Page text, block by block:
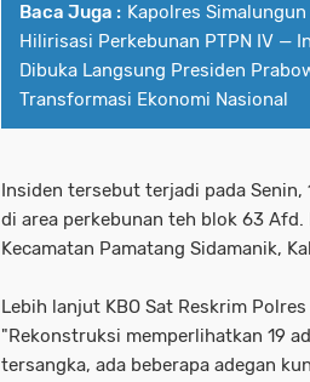
Baca Juga : Kapolres
Hilirisasi Perkebunan PTPN IV —
Dibuka Langsung Presiden
Transformasi Ekonomi Nasional
Insiden tersebut terjadi pada Senin,
di area perkebunan teh blok 63
Kecamatan Pamatang Sidamanik,
Lebih lanjut KBO Sat Reskrim
"Rekonstruksi memperlihatkan 19
tersangka, ada beberapa adegan